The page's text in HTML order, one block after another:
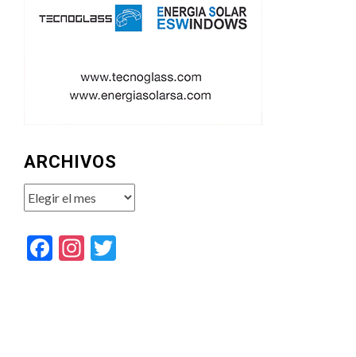
ARCHIVOS
Archivos
Facebook
Instagram